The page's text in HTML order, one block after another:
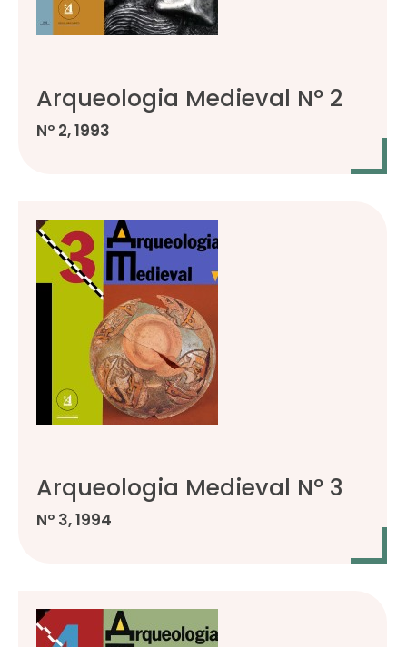
Arqueologia Medieval Nº 2
Nº 2, 1993
Arqueologia Medieval Nº 3
Nº 3, 1994